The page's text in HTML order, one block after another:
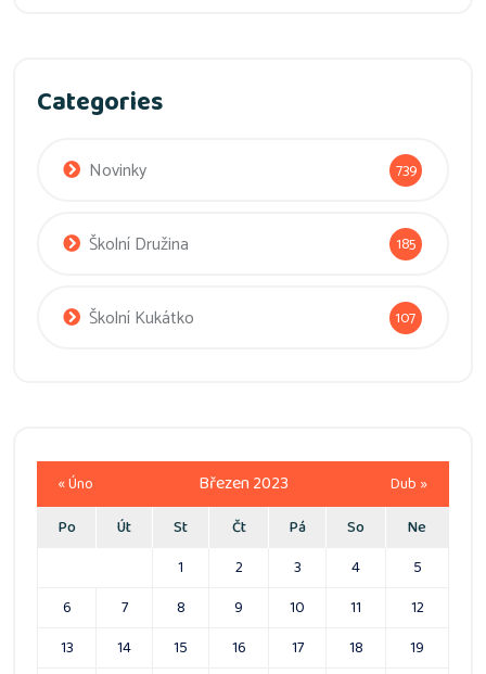
Categories
Novinky 739
Školní Družina 185
Školní Kukátko 107
Březen 2023
Po Út St Čt Pá So
Ne
1
2 3 4
5
6
7 8 9 10 11
12
13
14 15 16 17 18
19
« Úno Dub »